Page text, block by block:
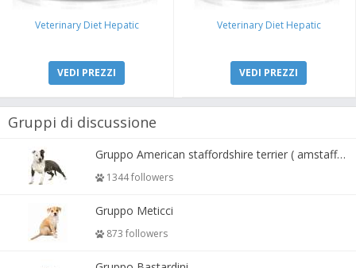
Veterinary Diet Hepatic
VEDI PREZZI
Veterinary Diet Hepatic
VEDI PREZZI
Gruppi di discussione
Gruppo American staffordshire terrier ( amstaff, amastaff )
1344 followers
Gruppo Meticci
873 followers